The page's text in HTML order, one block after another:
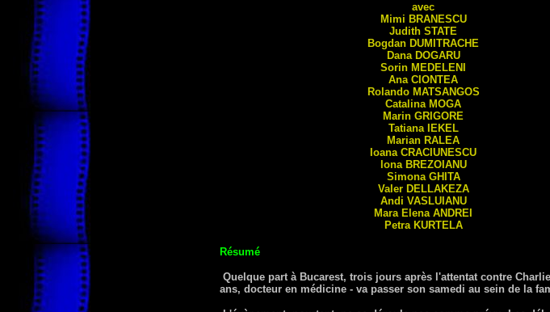
avec
Mimi BRANESCU
Judith STATE
Bogdan DUMITRACHE
Dana DOGARU
Sorin MEDELENI
Ana CIONTEA
Rolando MATSANGOS
Catalina MOGA
Marin GRIGORE
Tatiana IEKEL
Marian RALEA
Ioana CRACIUNESCU
lona BREZOIANU
Simona GHITA
Valer DELLAKEZA
Andi VASLUIANU
Mara Elena ANDREI
Petra KURTELA
Résumé
Quelque part à Bucarest, trois jours après l'attentat contre
ans, docteur en médicine - va passer son samedi au sein de la